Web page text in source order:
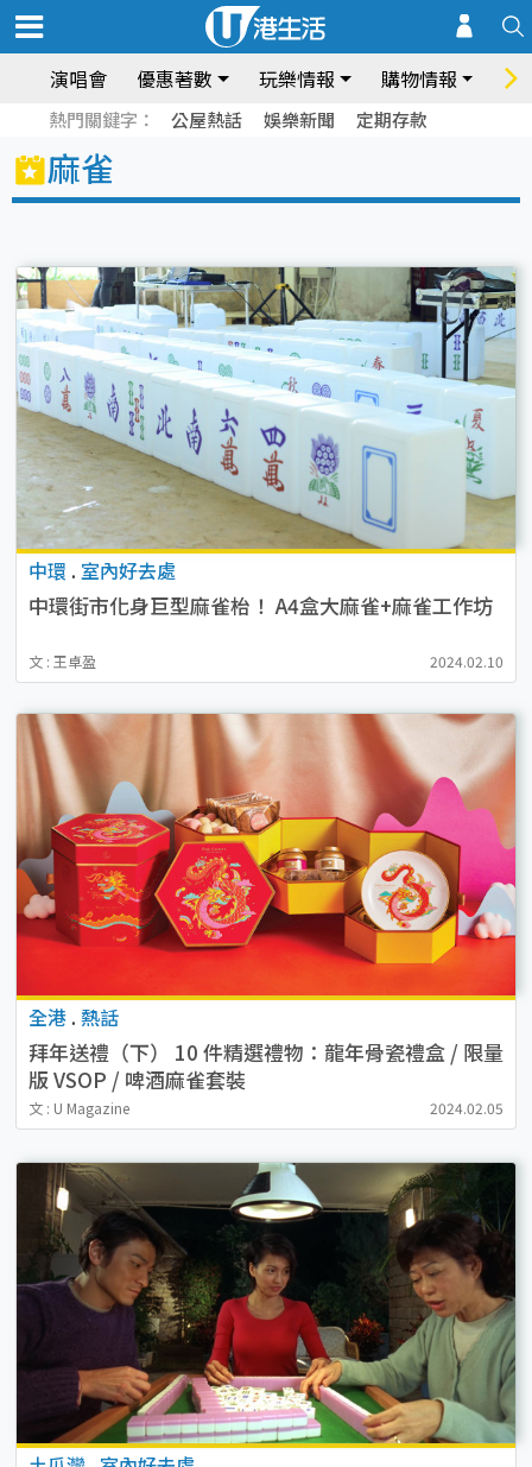
演唱會 優惠著數 玩樂情報 購物情報 飲
熱門關鍵字： 公屋熱話 娛樂新聞 定期存款
麻雀
中環 . 室內好去處
中環街市化身巨型麻雀枱！ A4盒大麻雀+麻雀工作坊
文 : 王卓盈 2024.02.10
全港 . 熱話
拜年送禮（下） 10 件精選禮物：龍年骨瓷禮盒 / 限量
版 VSOP / 啤酒麻雀套裝
文 : U Magazine 2024.02.05